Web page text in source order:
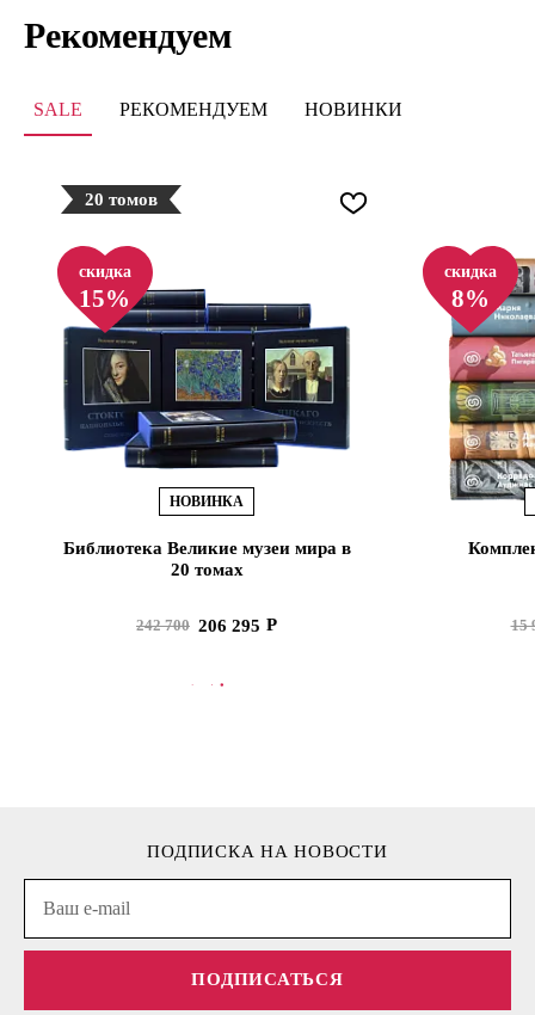
Рекомендуем
SALE РЕКОМЕНДУЕМ НОВИНКИ
20 томов
скидка
15%
НОВИНКА
Библиотека Великие музеи мира в
20 томах
242 700 206 295
В КОРЗИНУ
скидка
8%
15
ПОДПИСКА НА НОВОСТИ
ПОДПИСАТЬСЯ